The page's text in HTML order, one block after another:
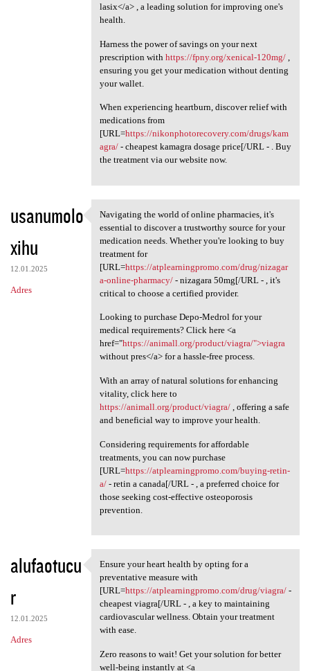
lasix</a> , a leading solution for improving one's
health.
Harness the power of savings on your next
prescription with https://fpny.org/xenical-120mg/,
ensuring you get your medication without denting
your wallet.
When experiencing heartburn, discover relief with
medications from
[URL=https://nikonphotorecovery.com/drugs/kam
agra/- cheapest kamagra dosage price[/URL - . Buy
the treatment via our website now.
usanumolo
xihu
12.01.2025
Adres
Navigating the world of
Navigating the world of online pharmacies, it's
essential to discover a trustworthy source for your
medication needs. Whether you're looking to buy
treatment for
[URL=https://atplearningpromo.com/drug/nizagar
a-online-pharmacy/- nizagara 50mg[/URL - , it's
critical to choose a certified provider.
Looking to purchase Depo-Medrol for your
medical requirements? Click here <a
href="https://animall.org/product/viagra/">viagra
without pres</a> for a hassle-free process.
With an array of natural solutions for enhancing
vitality, click here to
https://animall.org/product/viagra/, offering a safe
and beneficial way to improve your health.
Considering requirements for affordable
treatments, you can now purchase
[URL=https://atplearningpromo.com/buying-retin-
a/- retin a canada[/URL - , a preferred choice for
those seeking cost-effective osteoporosis
prevention.
alufaotucu
r
12.01.2025
Adres
Ensure your heart health by
Ensure your heart health by opting for a
preventative measure with
[URL=https://atplearningpromo.com/drug/viagra/-
cheapest viagra[/URL - , a key to maintaining
cardiovascular wellness. Obtain your treatment
with ease.
Zero reasons to wait! Get your solution for better
well-being instantly at <a